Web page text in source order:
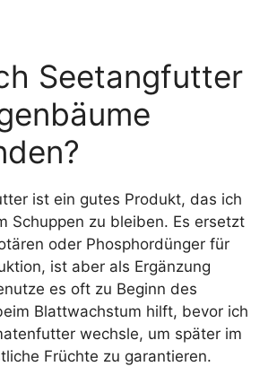
Seetangfutter
ist ein gutes Produkt, das ich
Schuppen zu bleiben. Es ersetzt
oder Phosphordünger für
ist aber als Ergänzung
es oft zu Beginn des
Blattwachstum hilft, bevor ich
wechsle, um später im
Früchte zu garantieren.